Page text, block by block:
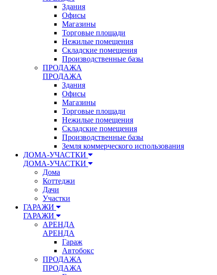
Здания
Офисы
Магазины
Торговые площади
Нежилые помещения
Складские помещения
Производственные базы
ПРОДАЖА
ПРОДАЖА
Здания
Офисы
Магазины
Торговые площади
Нежилые помещения
Складские помещения
Производственные базы
Земля коммерческого использования
ДОМА-УЧАСТКИ
ДОМА-УЧАСТКИ
Дома
Коттеджи
Дачи
Участки
ГАРАЖИ
ГАРАЖИ
АРЕНДА
АРЕНДА
Гараж
Автобокс
ПРОДАЖА
ПРОДАЖА